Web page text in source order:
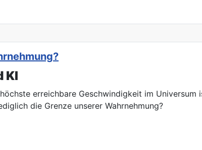
KI
erreichbare Geschwindigkeit im Universum
die Grenze unserer Wahrnehmung?